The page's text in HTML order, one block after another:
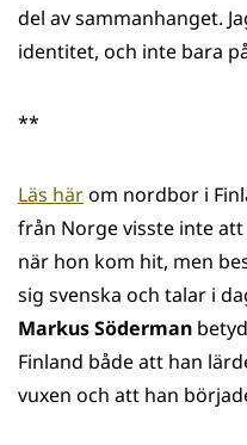
del av sammanhanget.
identitet, och inte bara
**
Läs härom nordbor i
från Norge visste inte
när hon kom hit, men
sig svenska och talar i
Markus Söderman
Finland både att han
vuxen och att han